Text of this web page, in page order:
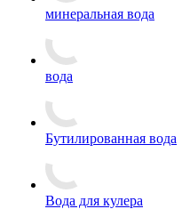
минеральная вода
вода
Бутилированная вода
Вода для кулера